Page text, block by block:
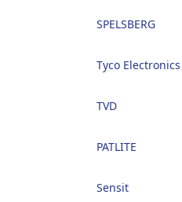
SPELSBERG
Tyco Electronics
TVD
PATLITE
Sensit